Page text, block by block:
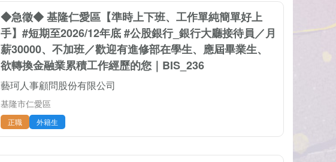
◆急徵◆ 基隆仁愛區【準時上下班、工作單純簡單好上
手】#短期至2026/12年底 #公股銀行_銀行大廳接待員／月
薪30000、不加班／歡迎有進修部在學生、應屆畢業生、
欲轉換金融業累積工作經歷的您｜BIS_236
藝珂人事顧問股份有限公司
基隆市仁愛區
正職 外籍生